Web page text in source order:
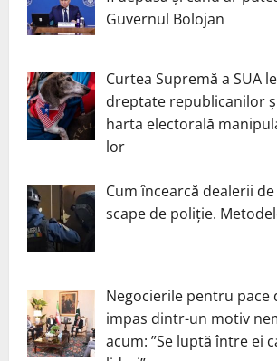
Guvernul Bolojan
Curtea Supremă a SUA
dreptate republicanilor
harta electorală
lor
Cum încearcă dealerii
scape de poliție.
Negocierile pentru pace
impas dintr-un motiv
acum: ”Se luptă între ei